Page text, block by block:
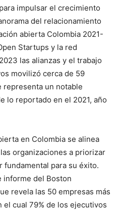
impulsar el crecimiento
del relacionamiento
abierta Colombia 2021-
Startups y la red
las alianzas y el trabajo
movilizó cerca de 59
representa un notable
lo reportado en el 2021, año
en Colombia se alinea
organizaciones a priorizar
fundamental para su éxito.
informe del Boston
revela las 50 empresas más
el cual 79% de los ejecutivos